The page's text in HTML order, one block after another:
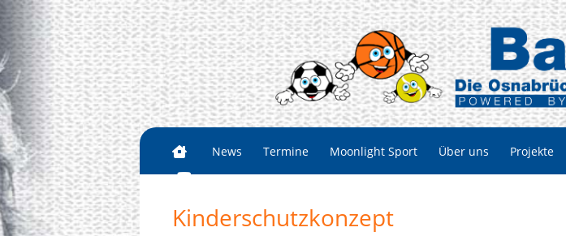
News Termine Moonlight Sport Über uns Projekte
Kinderschutzkonzept